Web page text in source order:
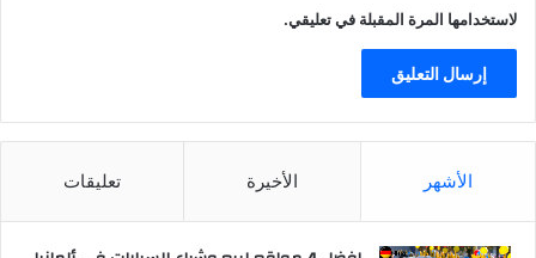
لاستخدامها المرة المقبلة في تعليقي.
الأشهر الأخيرة تعليقات